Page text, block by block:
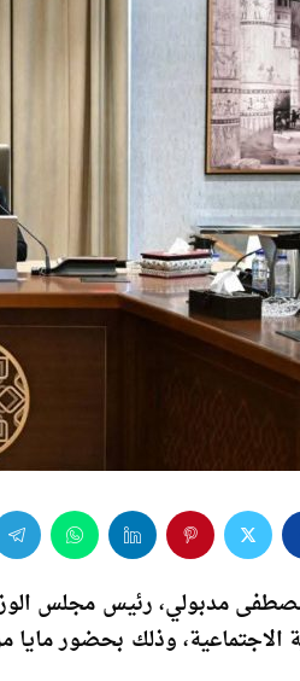
مدبولي، رئيس مجلس
الاجتماعية، وذلك بحضور